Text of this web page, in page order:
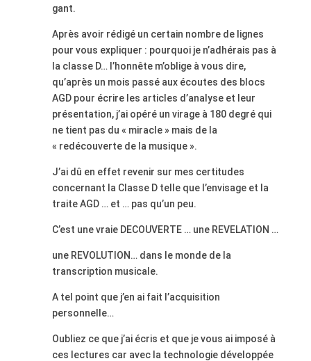
gant.
Après avoir rédigé un certain nombre de lignes
pour vous expliquer : pourquoi je n’adhérais pas à
la classe D… l ’honnête m’oblige à vous dire,
qu’après un mois passé aux écoutes des blocs
AGD pour écrire les articles d’analyse et leur
présentation, j’ai opéré un virage à 180 degré qui
ne tient pas du « miracle » mais de la
« redécouverte de la musique ».
J’ai dû en effet revenir sur mes certitudes
concernant la Classe D telle que l’envisage et la
traite AGD … et … pas qu’un peu.
C’est une vraie DECOUVERTE … une REVELATION …
une REVOLUTION… dans le monde de la
transcription musicale.
A tel point que j’en ai fait l’acquisition
personnelle…
Oubliez ce que j’ai écris et que je vous ai imposé à
ces lectures car avec la technologie développée